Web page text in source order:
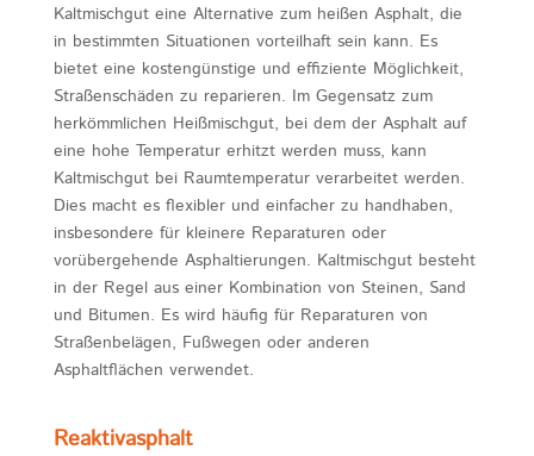
Kaltmischgut eine Alternative zum heißen Asphalt, die
in bestimmten Situationen vorteilhaft sein kann. Es
bietet eine kostengünstige und effiziente Möglichkeit,
Straßenschäden zu reparieren. Im Gegensatz zum
herkömmlichen Heißmischgut, bei dem der Asphalt auf
eine hohe Temperatur erhitzt werden muss, kann
Kaltmischgut bei Raumtemperatur verarbeitet werden.
Dies macht es flexibler und einfacher zu handhaben,
insbesondere für kleinere Reparaturen oder
vorübergehende Asphaltierungen. Kaltmischgut besteht
in der Regel aus einer Kombination von Steinen, Sand
und Bitumen. Es wird häufig für Reparaturen von
Straßenbelägen, Fußwegen oder anderen
Asphaltflächen verwendet.
Reaktivasphalt